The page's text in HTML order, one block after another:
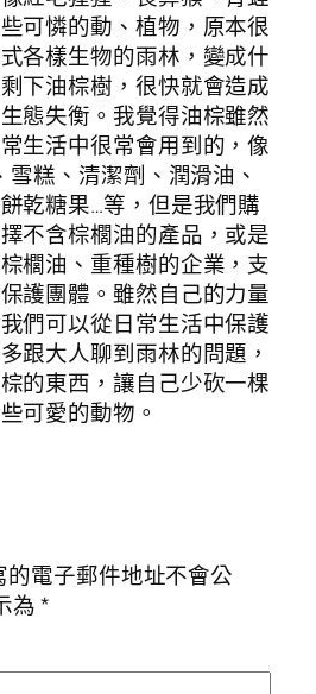
可憐的動、植物，原本很
各樣生物的雨林，變成什
下油棕樹，很快就會造成
態失衡。我覺得油棕雖然
生活中很常會用到的，像
雪糕、清潔劑、潤滑油、
乾糖果…等，但是我們購
不含棕櫚油的產品，或是
櫚油、重種樹的企業，支
護團體。雖然自己的力量
們可以從日常生活中保護
跟大人聊到雨林的問題，
的東西，讓自己少砍一棵
可愛的動物。
電子郵件地址不會公
為*